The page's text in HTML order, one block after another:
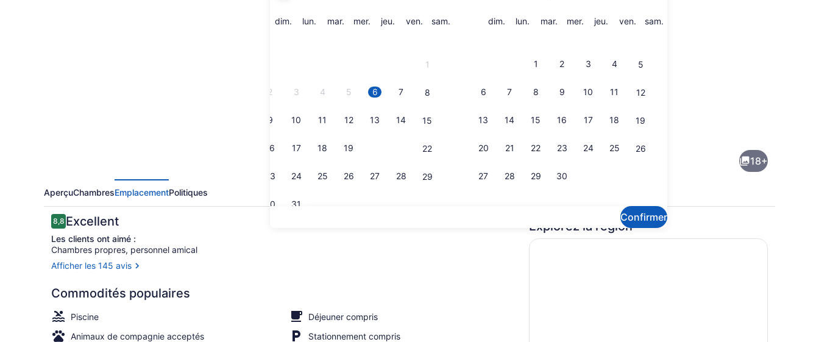
sont
dim. dimanche
lun. lundimar. mardi
mer. mercredi
jeu. jeudiven. vendredi
sam.
1
2 3 4 5 6 7 8
9 10 11 12 13 14 15
16 17 18 19 22
23 24 25 26 27 28 29
30 31
dim. dimanche
lun. lundimar. mardi
mer. mercredi
jeu. jeudiven. vendredi
sam.
1 2 3 4 5
6 7 8 9 10 11 12
13 14 15 16 17 18 19
20 21 22 23 24 25 26
27 28 29 30
Confirmer
18+
AperçuChambresEmplacementPolitiques
Avis
8,88,8 sur 10 –
Excellent
Les clients ont aimé :
Chambres propres, personnel amical
Afficher les 145 avis
Commodités populaires
Piscine
Déjeuner compris
Animaux de compagnie acceptés
Stationnement compris
Explorez la région